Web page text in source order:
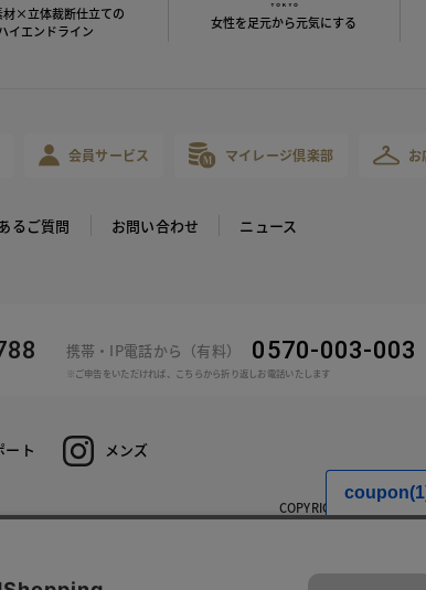
材×立体裁断仕立ての
イエンドライン
女性を足元から元気にする
会員サービス マイレージ倶楽部 お
るご質問 お問い合わせ ニュース
携帯・IP電話から（有料） 0570-003-003
※ご申告をいただければ、こちらから折り返しお電話いたします
ート メンズ
COPYRIGHT ©